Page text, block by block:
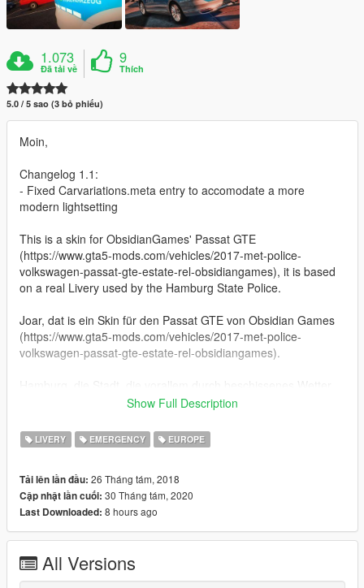
1.073
Đã tải về
9
Thích
5.0 / 5 sao (3 bỏ phiếu)
Moin,
Changelog 1.1:
- Fixed Carvariations.meta entry to accomodate a more
modern lightsetting
This is a skin for ObsidianGames' Passat GTE
(https://www.gta5-mods.com/vehicles/2017-met-police-
volkswagen-passat-gte-estate-rel-obsidiangames), it is based
on a real Livery used by the Hamburg State Police.
Joar, dat is ein Skin für den Passat GTE von Obsidian Games
(https://www.gta5-mods.com/vehicles/2017-met-police-
volkswagen-passat-gte-estate-rel-obsidiangames).
ihren noch beschisseneren Fußballverein und durch spontane
vor einiger Zeit eine Charge an Hybrid-Streifenwagen des Typs
Passat GTE in Dienst gestellt. Diese Streifenwagen können
sind 100 Mark!). Womöglich wollte Olaf Scholz damals auch
einfach nur kompensieren, dass er ja keine Haare mehr hat.
Man weiß es nicht.
dem Skin nachträglich hinzugefügt.
Show Full Description
LIVERY EMERGENCY EUROPE
Tải lên lần đầu: 26 Tháng tám, 2018
Cập nhật lần cuối: 30 Tháng tám, 2020
Last Downloaded: 8 hours ago
All Versions